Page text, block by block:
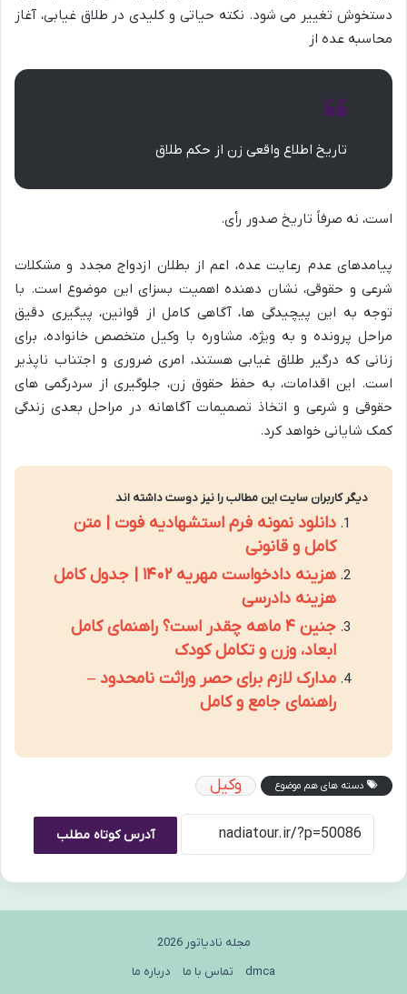
دستخوش تغییر می شود. نکته حیاتی و کلیدی در طلاق غیابی، آغاز
محاسبه عده از
تاریخ اطلاع واقعی زن از حکم طلاق
است، نه صرفاً تاریخ صدور رأی.
پیامدهای عدم رعایت عده، اعم از بطلان ازدواج مجدد و مشکلات
شرعی و حقوقی، نشان دهنده اهمیت بسزای این موضوع است. با
توجه به این پیچیدگی ها، آگاهی کامل از قوانین، پیگیری دقیق
مراحل پرونده و به ویژه، مشاوره با وکیل متخصص خانواده، برای
زنانی که درگیر طلاق غیابی هستند، امری ضروری و اجتناب ناپذیر
است. این اقدامات، به حفظ حقوق زن، جلوگیری از سردرگمی های
حقوقی و شرعی و اتخاذ تصمیمات آگاهانه در مراحل بعدی زندگی
کمک شایانی خواهد کرد.
دیگر کاربران سایت این مطالب را نیز دوست داشته اند
دانلود نمونه فرم استشهادیه فوت | متن
کامل و قانونی
هزینه دادخواست مهریه ۱۴۰۲ | جدول کامل
هزینه دادرسی
جنین ۴ ماهه چقدر است؟ راهنمای کامل
ابعاد، وزن و تکامل کودک
مدارک لازم برای حصر وراثت نامحدود –
راهنمای جامع و کامل
دسته های هم موضوع وکیل
آدرس کوتاه مطلب
مجله نادیاتور 2026
dmca
تماس با ما درباره ما